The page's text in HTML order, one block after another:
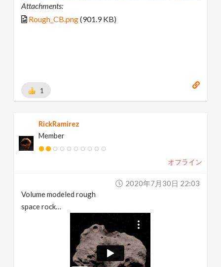
Attachments:
Rough_CB.png(901.9 KB)
1
RickRamirez
Member
オフライン
2020年7月30日 22:03
Volume modeled rough
space rock…